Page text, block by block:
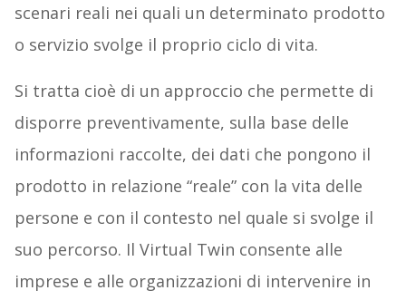
scenari reali nei quali un determinato prodotto
o servizio svolge il proprio ciclo di vita.
Si tratta cioè di un approccio che permette di
disporre preventivamente, sulla base delle
informazioni raccolte, dei dati che pongono il
prodotto in relazione “reale” con la vita delle
persone e con il contesto nel quale si svolge il
suo percorso. Il Virtual Twin consente alle
imprese e alle organizzazioni di intervenire in